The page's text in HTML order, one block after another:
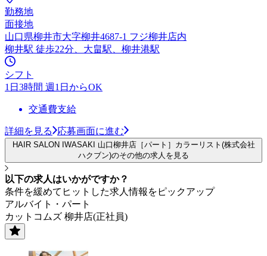
勤務地
面接地
山口県柳井市大字柳井4687-1 フジ柳井店内
柳井駅 徒歩22分、大畠駅、柳井港駅
シフト
1日3時間 週1日からOK
交通費支給
詳細を見る 応募画面に進む
HAIR SALON IWASAKI 山口柳井店［パート］カラーリスト(株式会社
ハクブン)のその他の求人を見る
以下の求人はいかがですか？
条件を緩めてヒットした求人情報をピックアップ
アルバイト・パート
カットコムズ 柳井店(正社員)